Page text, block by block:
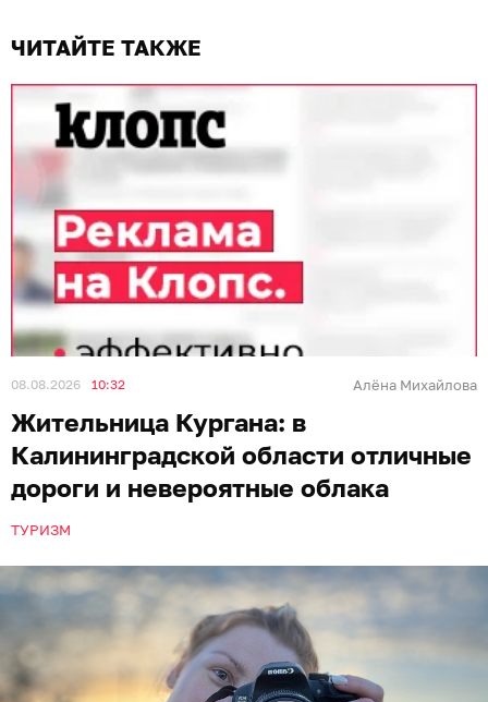
ЧИТАЙТЕ ТАКЖЕ
08.08.2026 10:32 Алёна Михайлова
Жительница Кургана: в
Калининградской области отличные
дороги и невероятные облака
ТУРИЗМ